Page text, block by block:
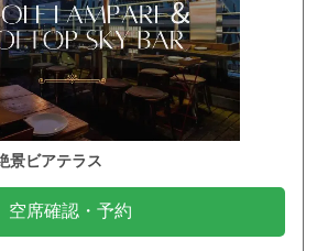
景ビアテラス
空席確認・予約